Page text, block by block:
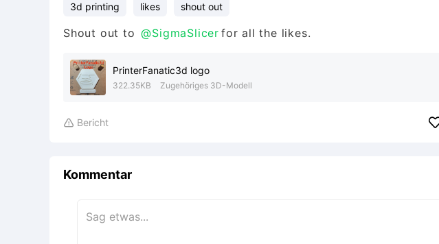
3d printing likes shout out
Shout out to @SigmaSlicer for all the likes.
PrinterFanatic3d logo
322.35KB Zugehöriges 3D-Modell
 Bericht
Kommentar